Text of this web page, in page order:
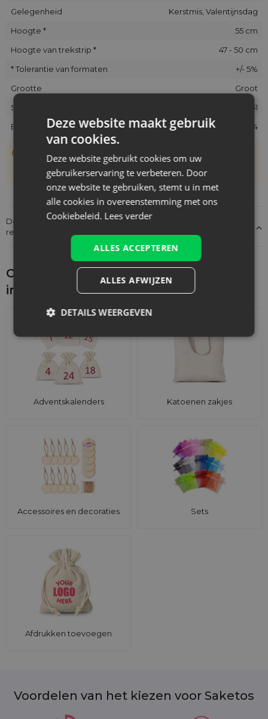
Gelegenheid
Kerstmis, Valentijnsdag
Hoogte *
55 cm
Hoogte van trekstrip *
47 - 50 cm
* Tolerantie van formaten
+/- 5%
Grootte
Groot
SKU
ORB-4055-BGX-061
EAN
5902565682194
werkelijke grootte afwijken van de opgegeven maat met
+/- 1 cm
Details over de conformiteit van het product met de
regelgeving: Productverantwoordelijkheid
Ontdek wat je nog meer zou kunnen
interesseren
Adventskalenders Katoenen zakjes
Accessoires en decoraties Sets
Afdrukken toevoegen
Voordelen van het kiezen voor Saketos
Deze website maakt gebruik
van cookies.
Deze website gebruikt cookies om uw
gebruikerservaring te verbeteren. Door
onze website te gebruiken, stemt u in met
alle cookies in overeenstemming met ons
Cookiebeleid. Lees verder
ALLES ACCEPTEREN
ALLES AFWIJZEN
DETAILS WEERGEVEN